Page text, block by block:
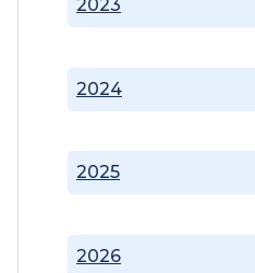
2023
2024
2025
2026